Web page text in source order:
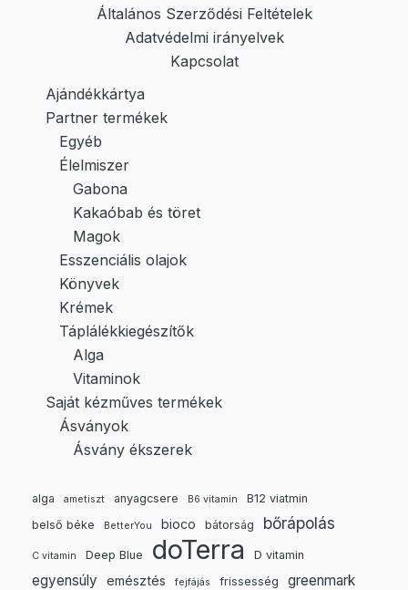
Általános Szerződési Feltételek
Adatvédelmi irányelvek
Kapcsolat
Ajándékkártya
Partner termékek
Egyéb
Élelmiszer
Gabona
Kakaóbab és töret
Magok
Esszenciális olajok
Könyvek
Krémek
Táplálékkiegészítők
Alga
Vitaminok
Saját kézműves termékek
Ásványok
Ásvány ékszerek
alga ametiszt anyagcsere B6 vitamin
B12 viatmin
belső béke
BetterYou bioco bátorság bőrápolás
C vitamin Deep Blue doTerra D vitamin
egyensúly emésztés fejfájás frissesség greenmark